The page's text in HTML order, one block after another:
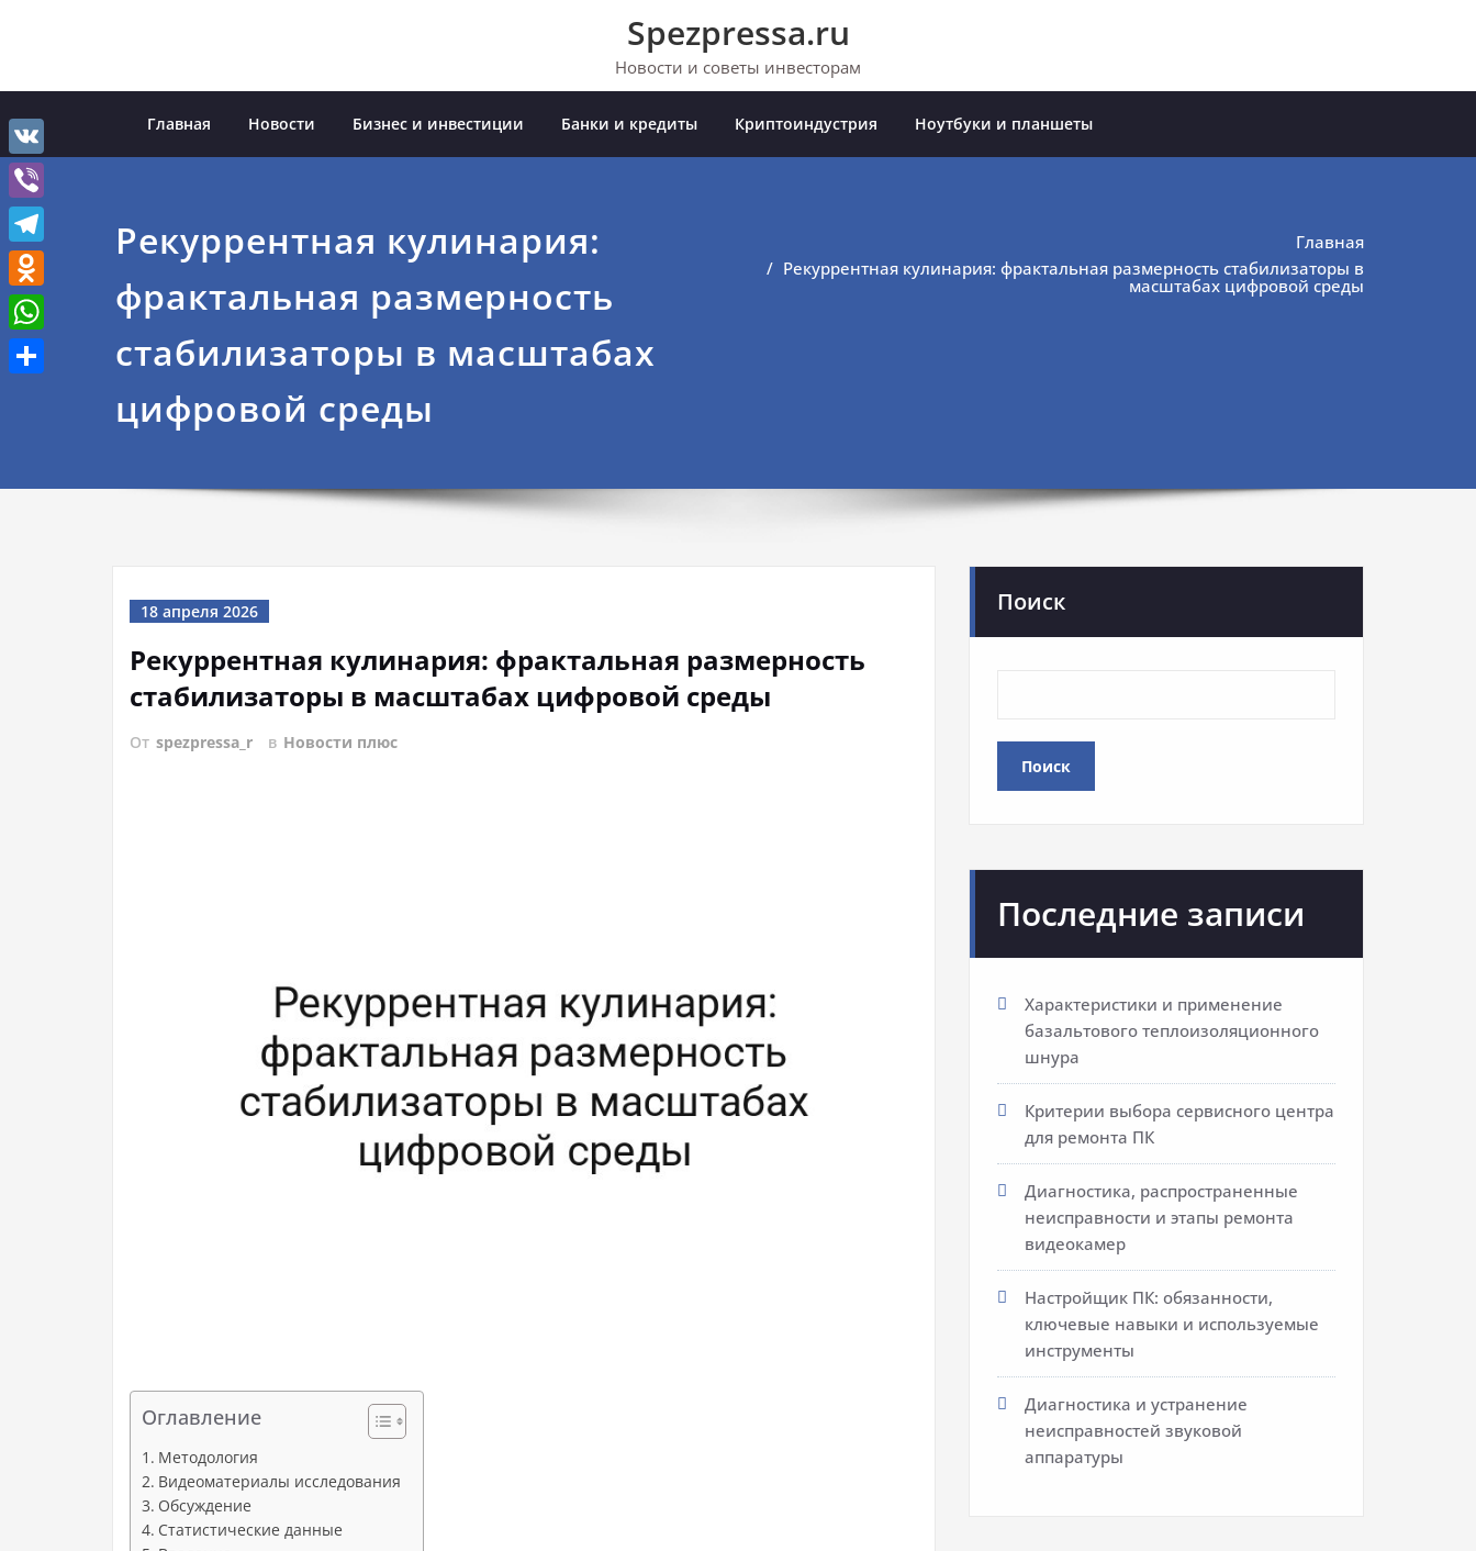
Spezpressa.ru
Новости и советы инвесторам
Главная Новости Бизнес и инвестиции Банки и кредиты Криптоиндустрия Ноутбуки и планшеты
Рекуррентная кулинария:
фрактальная размерность
стабилизаторы в масштабах
цифровой среды
Главная
Рекуррентная кулинария: фрактальная размерность стабилизаторы в
масштабах цифровой среды
18 апреля 2026
Рекуррентная кулинария: фрактальная размерность
стабилизаторы в масштабах цифровой среды
От spezpressa_r в Новости плюс
Оглавление
Методология
Видеоматериалы исследования
Обсуждение
Статистические данные
Поиск
Поиск
Последние записи
Характеристики и применение
базальтового теплоизоляционного
шнура
Критерии выбора сервисного центра
для ремонта ПК
Диагностика, распространенные
неисправности и этапы ремонта
видеокамер
Настройщик ПК: обязанности,
ключевые навыки и используемые
инструменты
Диагностика и устранение
неисправностей звуковой
аппаратуры
VK
Viber
Telegram
Odnoklassniki
WhatsApp